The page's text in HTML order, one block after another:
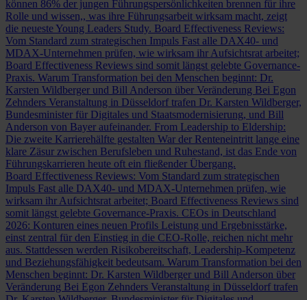
können 86% der jungen Führungspersönlichkeiten brennen für ihre
Rolle und wissen,, was ihre Führungsarbeit wirksam macht, zeigt
die neueste Young Leaders Study. Board Effectiveness Reviews:
Vom Standard zum strategischen Impuls Fast alle DAX40- und
MDAX-Unternehmen prüfen, wie wirksam ihr Aufsichtsrat arbeitet;
Board Effectiveness Reviews sind somit längst gelebte Governance-
Praxis. Warum Transformation bei den Menschen beginnt: Dr.
Karsten Wildberger und Bill Anderson über Veränderung Bei Egon
Zehnders Veranstaltung in Düsseldorf trafen Dr. Karsten Wildberger,
Bundesminister für Digitales und Staatsmodernisierung, und Bill
Anderson von Bayer aufeinander. From Leadership to Eldership:
Die zweite Karrierehälfte gestalten War der Renteneintritt lange eine
klare Zäsur zwischen Berufsleben und Ruhestand, ist das Ende von
Führungskarrieren heute oft ein fließender Übergang.
Board Effectiveness Reviews: Vom Standard zum strategischen
Impuls Fast alle DAX40- und MDAX-Unternehmen prüfen, wie
wirksam ihr Aufsichtsrat arbeitet; Board Effectiveness Reviews sind
somit längst gelebte Governance-Praxis. CEOs in Deutschland
2026: Konturen eines neuen Profils Leistung und Ergebnisstärke,
einst zentral für den Einstieg in die CEO-Rolle, reichen nicht mehr
aus. Stattdessen werden Risikobereitschaft, Leadership-Kompetenz
und Beziehungsfähigkeit bedeutsam. Warum Transformation bei den
Menschen beginnt: Dr. Karsten Wildberger und Bill Anderson über
Veränderung Bei Egon Zehnders Veranstaltung in Düsseldorf trafen